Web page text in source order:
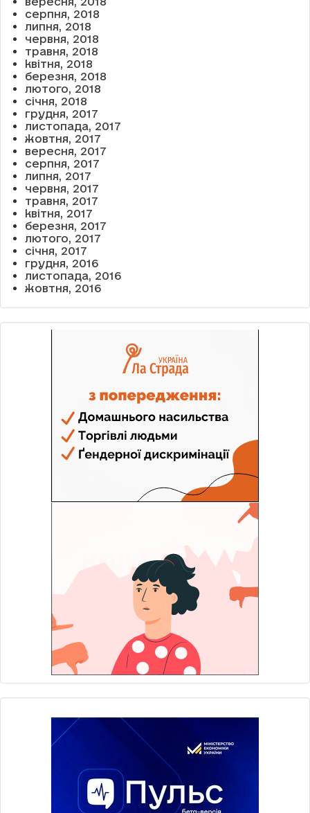
серпня, 2018
липня, 2018
червня, 2018
травня, 2018
квітня, 2018
березня, 2018
лютого, 2018
січня, 2018
грудня, 2017
листопада, 2017
жовтня, 2017
вересня, 2017
серпня, 2017
липня, 2017
червня, 2017
травня, 2017
квітня, 2017
березня, 2017
лютого, 2017
січня, 2017
грудня, 2016
листопада, 2016
жовтня, 2016